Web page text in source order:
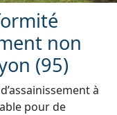
non
(95)
à
pour de